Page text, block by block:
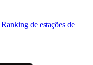
Ranking de estações de